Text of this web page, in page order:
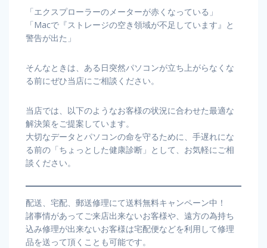
「エクスプローラーのメーターが赤くなっている」
「Macで『ストレージの空き領域が不足しています』と
警告が出た」
そんなときは、ある日突然パソコンが立ち上がらなくな
る前にぜひ当店にご相談ください。
当店では、以下のようなお客様の状況に合わせた最適な
解決策をご提案しています。
大切なデータとパソコンの命を守るために、手遅れにな
る前の「ちょっとした健康診断」として、お気軽にご相
談ください。
配送、宅配、郵送修理にて送料無料キャンペーン中！
諸事情があってご来店出来ないお客様や、遠方の為持ち
込み修理が出来ないお客様は宅配便などを利用して修理
品を送って頂くことも可能です。